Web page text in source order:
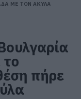
ΜΕ ΤΟΝ ΑΚΥΛΑ
το
πήρε